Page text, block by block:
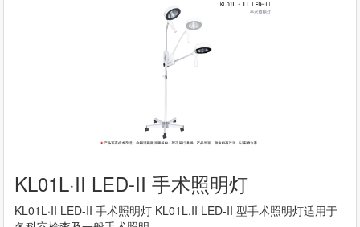
KL01L·II LED-II 手术照明灯
KL01L·II LED-II 手术照明灯 KL01L.II LED-II 型手术照明灯适用于